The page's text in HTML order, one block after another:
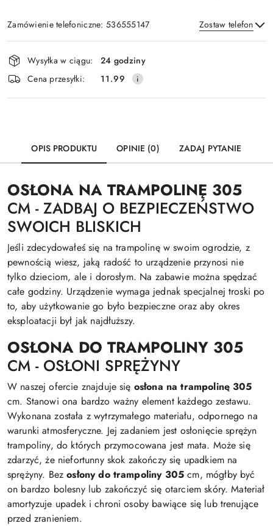
Zamówienie telefoniczne: 536555147 Zostaw telefon
Wyślij
Dostępność
i
dostawa
Wysyłka w ciągu:
24 godziny
Cena przesyłki:
11.99
OPIS PRODUKTU OPINIE (0) ZADAJ PYTANIE
OSŁONA NA TRAMPOLINĘ 305
CM - ZADBAJ O BEZPIECZEŃSTWO
SWOICH BLISKICH
Jeśli zdecydowałeś się na trampolinę w swoim ogrodzie, z
pewnością wiesz, jaką radość to urządzenie przynosi nie
tylko dzieciom, ale i dorosłym. Na zabawie można spędzać
całe godziny. Urządzenie wymaga jednak specjalnej troski po
to, aby użytkowanie go było bezpieczne oraz aby okres
eksploatacji był jak najdłuższy.
OSŁONA DO TRAMPOLINY 305
CM - OSŁONI SPRĘŻYNY
W naszej ofercie znajduje się osłona na trampolinę 305
cm. Stanowi ona bardzo ważny element każdego zestawu.
Wykonana została z wytrzymałego materiału, odpornego na
warunki atmosferyczne. Jej zadaniem jest osłonięcie sprężyn
trampoliny, do których przymocowana jest mata. Może się
zdarzyć, że niefortunny skok zakończy się upadkiem na
sprężyny. Bezosłony do trampoliny 305 cm, mógłby być
on bardzo bolesny lub zakończyć się otarciem skóry. Materiał
amortyzuje upadek i chroni osoby bawiące się lub trenujące
przed zranieniem.